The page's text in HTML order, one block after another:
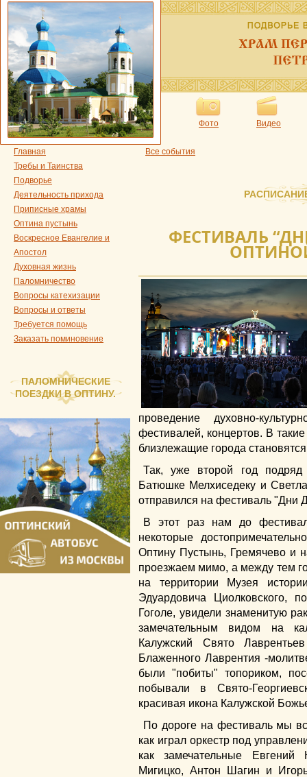
Фото Видео
Главная
Требы и Таинства
Подворье
Деятельность прихода
Приписные храмы
Оптина пустынь
Воскресное Евангелие и
Апостол
Духовная жизнь
Паломничество
Вопросы катехизации
Вопросы и ответы
Требуется помощь
Заказать поминовение
ПАЛОМНИЧЕСКИЕ
ПОЕЗДКИ В ОПТИНУ.
Все события
ФЕСТИВАЛЬ
проведение духовно-
фестивалей, концертов. В
близлежащие города
Так, уже второй год
Батюшке Мелхиседеку и
отправился на фестиваль "Дни
В этот раз нам до
некоторые
Оптину Пустынь, Гремячево и
проезжаем мимо, а между тем
на территории Музея
Эдуардовича Циолковского,
Гоголе, увидели знаменитую
замечательным видом на
Калужский Свято
Блаженного Лаврентия -
были "побиты" топориком,
побывали в Свято-
красивая икона Калужской
По дороге на фестиваль мы
как играл оркестр под
как замечательные Евгений
Мигицко, Антон Шагин и